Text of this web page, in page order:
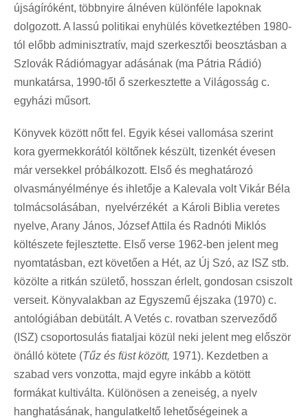
újságíróként, többnyire álnéven különféle lapoknak
dolgozott. A lassú politikai enyhülés következtében 1980-
tól előbb adminisztratív, majd szerkesztői beosztásban a
Szlovák Rádiómagyar adásának (ma Pátria Rádió)
munkatársa, 1990-től ő szerkesztette a Világosság c.
egyházi műsort.
Könyvek között nőtt fel. Egyik kései vallomása szerint
kora gyermekkorától költőnek készült, tizenkét évesen
már versekkel próbálkozott. Első és meghatározó
olvasmányélménye és ihletője a Kalevala volt Vikár Béla
tolmácsolásában, nyelvérzékét a Károli Biblia veretes
nyelve, Arany János, József Attila és Radnóti Miklós
költészete fejlesztette. Első verse 1962-ben jelent meg
nyomtatásban, ezt követően a Hét, az Új Szó, az ISZ stb.
közölte a ritkán születő, hosszan érlelt, gondosan csiszolt
verseit. Könyvalakban az Egyszemű éjszaka (1970) c.
antológiában debütált. A Vetés c. rovatban szerveződő
(ISZ) csoportosulás fiataljai közül neki jelent meg először
önálló kötete (Tűz és füst között, 1971). Kezdetben a
szabad vers vonzotta, majd egyre inkább a kötött
formákat kultiválta. Különösen a zeneiség, a nyelv
hanghatásának, hangulatkeltő lehetőségeinek a